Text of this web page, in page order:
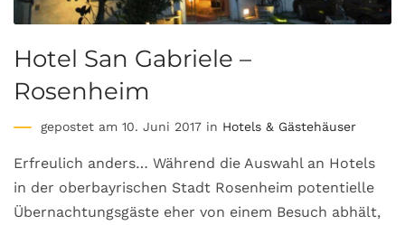
Hotel San Gabriele –
Rosenheim
gepostet am 10. Juni 2017 in Hotels & Gästehäuser
Erfreulich anders… Während die Auswahl an Hotels
in der oberbayrischen Stadt Rosenheim potentielle
Übernachtungsgäste eher von einem Besuch abhält,